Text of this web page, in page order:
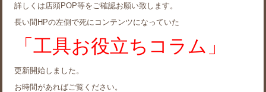
詳しくは店頭POP等をご確認お願い致します。
長い間HPの左側で死にコンテンツになっていた
「工具お役立ちコラム」
更新開始しました。
お時間があればご覧ください。